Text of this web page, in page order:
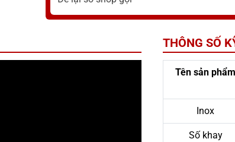
THÔNG SỐ
Tên sản phẩm
Inox
Số khay